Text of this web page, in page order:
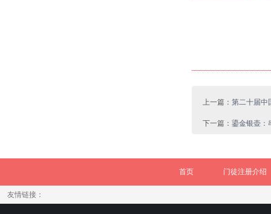
上一篇： 第二十届中
下一篇： 鎏金银壶：
首页 门徒注册介绍
友情链接：